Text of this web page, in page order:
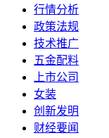
行情分析
政策法规
技术推广
五金配料
上市公司
女装
创新发明
财经要闻